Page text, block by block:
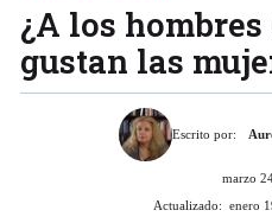
¿A los
gustan las
Escrito por:
marzo
Actualizado: enero